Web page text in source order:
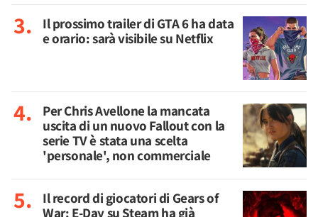
Il prossimo trailer di GTA 6 ha data
e orario: sarà visibile su Netflix
Per Chris Avellone la mancata
uscita di un nuovo Fallout con la
serie TV è stata una scelta
'personale', non commerciale
Il record di giocatori di Gears of
War: E-Day su Steam ha già